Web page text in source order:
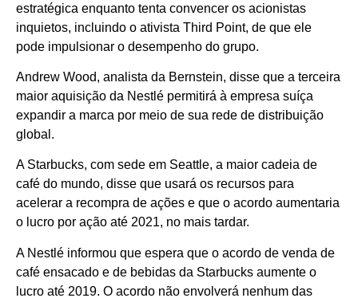
estratégica enquanto tenta convencer os acionistas
inquietos, incluindo o ativista Third Point, de que ele
pode impulsionar o desempenho do grupo.
Andrew Wood, analista da Bernstein, disse que a terceira
maior aquisição da Nestlé permitirá à empresa suíça
expandir a marca por meio de sua rede de distribuição
global.
A Starbucks, com sede em Seattle, a maior cadeia de
café do mundo, disse que usará os recursos para
acelerar a recompra de ações e que o acordo aumentaria
o lucro por ação até 2021, no mais tardar.
A Nestlé informou que espera que o acordo de venda de
café ensacado e de bebidas da Starbucks aumente o
lucro até 2019. O acordo não envolverá nenhum das